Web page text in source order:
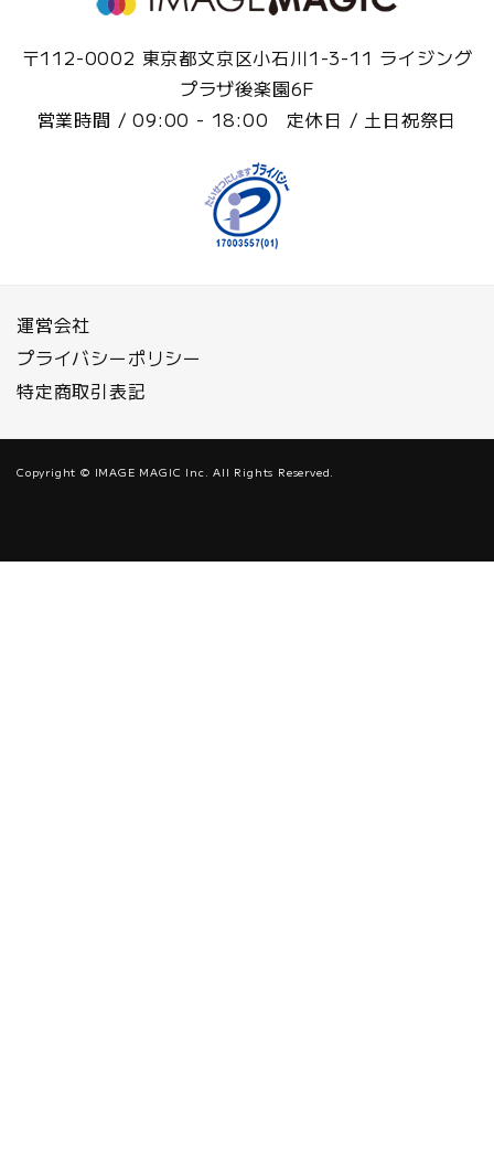
〒112-0002 東京都文京区小石川1-3-11 ライジング
プラザ後楽園6F
営業時間 / 09:00 - 18:00 定休日 / 土日祝祭日
運営会社
プライバシーポリシー
特定商取引表記
Copyright © IMAGE MAGIC Inc. All Rights Reserved.